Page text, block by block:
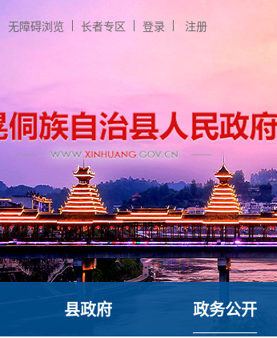
无障碍浏览 长者专区 登录 注册
县政府 政务公开